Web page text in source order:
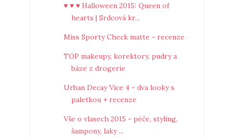
♥ ♥ ♥ Halloween 2015: Queen of
hearts | Srdcová kr...
Miss Sporty Check matte - recenze
TOP makeupy, korektory, pudry a
báze z drogerie
Urban Decay Vice 4 - dva looky s
paletkou + recenze
Vše o vlasech 2015 - péče, styling,
šampony, laky ...